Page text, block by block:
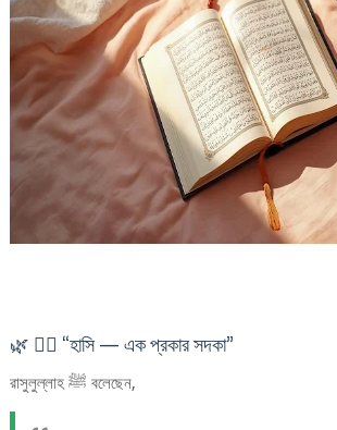
🌿 ১️⃣ “হাসি — এক প্রকার সদকা”
রাসুলুল্লাহ ﷺ বলেছেন,